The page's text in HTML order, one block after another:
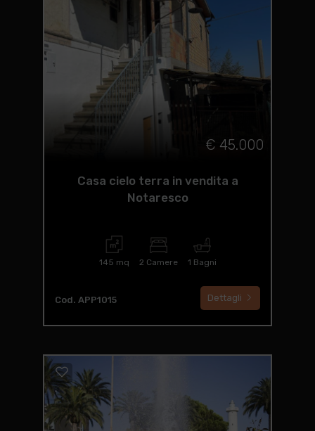
€ 45.000
Casa cielo terra in vendita a
Notaresco
145 mq 2 Camere 1 Bagni
Cod. APP1015 Dettagli